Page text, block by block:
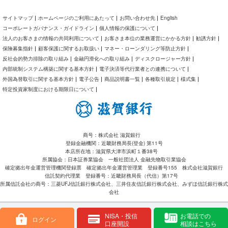
サイトマップ ホームページのご利用にあたって お問い合わせ先
English
コーポレートガバナンス・ガイドライン
個人情報の保護について
法人のお客さまの情報の共同利用について
お客さま本位の業務運営にかかる方針
勧誘方針
保険募集指針
顧客保護に関するお取扱い
マネー・ローンダリング等防止方針
反社会的勢力排除の取り組み
金融円滑化への取り組み
ディスクロージャー方針
内部統制システム構築に関する基本方針
電子決済等代行業者との連携について
外国為替取引に関する基本方針
電子公告 商品説明書一覧 各種取引規定
様式集
特定投資家制度における期限日について
商号：株式会社 滋賀銀行
登録金融機関：近畿財務局長(登金) 第11号
本店所在地：滋賀県大津市浜町１番38号
所属協会：日本証券業協会 一般社団法人 金融先物取引業協会
確定拠出年金運営管理機関登録票 確定拠出年金運営管理業 登録番号155 株式会社滋賀銀行
信託契約代理業 登録番号：近畿財務局長（代信）第17号
所属信託会社の商号：三菱UFJ信託銀行株式会社、三井住友信託銀行株式会社、みずほ信託銀行株式
会社
Copyright©2018 SHIGA BANK, ltd. All Right Reserved.
ログイン
NISA・投信
口座開設
お電話での
相談はこちら